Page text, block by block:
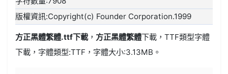
版權資訊:Copyright(c) Founder Corporation.1999
方正黑體繁體.ttf下載， 方正黑體繁體下載，TTF類型字體
下載，字體類型:TTF ，字體大小:3.13MB。